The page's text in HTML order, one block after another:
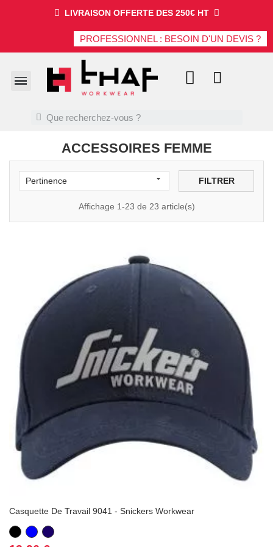
LIVRAISON OFFERTE DES 250€ HT
PROFESSIONNEL : BESOIN D'UN DEVIS ?
ACCESSOIRES FEMME
Pertinence  FILTRER
Affichage 1-23 de 23 article(s)
Casquette De Travail 9041 - Snickers Workwear
Noir BleuBleu
marine